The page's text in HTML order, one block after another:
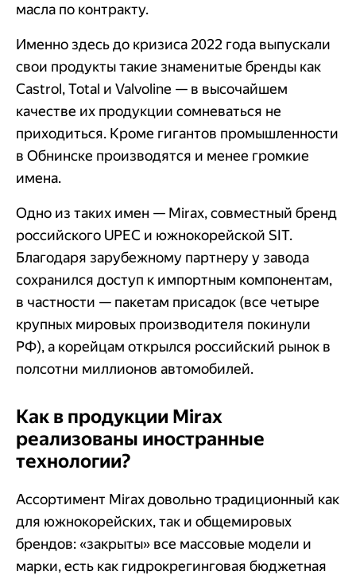
масла по контракту.
Именно здесь до кризиса 2022 года выпускали
свои продукты такие знаменитые бренды как
Castrol, Total и Valvoline — в высочайшем
качестве их продукции сомневаться не
приходиться. Кроме гигантов промышленности
в Обнинске производятся и менее громкие
имена.
Одно из таких имен — Mirax, совместный бренд
российского UPEC и южнокорейской SIT.
Благодаря зарубежному партнеру у завода
сохранился доступ к импортным компонентам,
в частности — пакетам присадок (все четыре
крупных мировых производителя покинули
РФ), а корейцам открылся российский рынок в
полсотни миллионов автомобилей.
Как в продукции Mirax
реализованы иностранные
технологии?
Ассортимент Mirax довольно традиционный как
для южнокорейских, так и общемировых
брендов: «закрыты» все массовые модели и
марки, есть как гидрокрегинговая бюджетная